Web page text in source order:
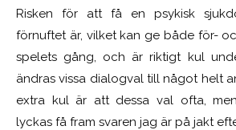
Risken för att få en psykisk
förnuftet är, vilket kan ge både för-
spelets gång, och är riktigt kul
ändras vissa dialogval till något helt
extra kul är att dessa val ofta,
lyckas få fram svaren jag är på jakt